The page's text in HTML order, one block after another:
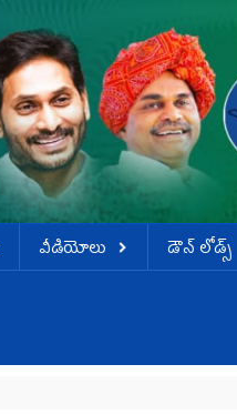
వీడియోలు డౌన్ లోడ్స్